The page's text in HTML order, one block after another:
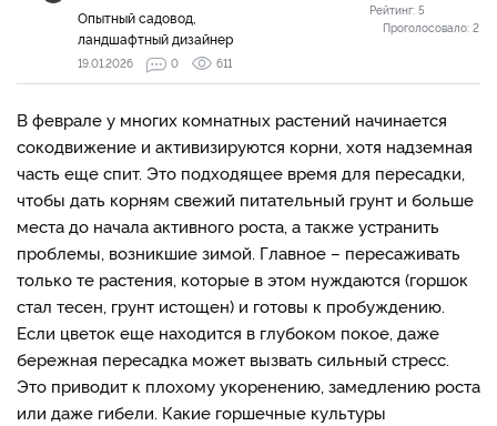
Опытный садовод,
ландшафтный дизайнер
Рейтинг: 5
Проголосовало: 2
19.01.2026 0 611
В феврале у многих комнатных растений начинается
сокодвижение и активизируются корни, хотя надземная
часть еще спит. Это подходящее время для пересадки,
чтобы дать корням свежий питательный грунт и больше
места до начала активного роста, а также устранить
проблемы, возникшие зимой. Главное – пересаживать
только те растения, которые в этом нуждаются (горшок
стал тесен, грунт истощен) и готовы к пробуждению.
Если цветок еще находится в глубоком покое, даже
бережная пересадка может вызвать сильный стресс.
Это приводит к плохому укоренению, замедлению роста
или даже гибели. Какие горшечные культуры